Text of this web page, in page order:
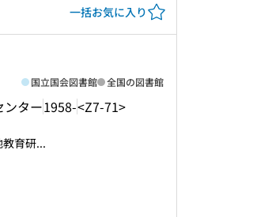
一括お気に入り
ンター1958-<Z7-71>
国立国会図書館 全国の図書館
育研...